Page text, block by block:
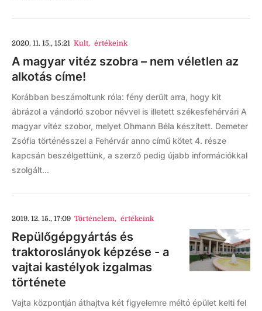
2020. 11. 15., 15:21 Kult, értékeink
A magyar vitéz szobra – nem véletlen az
alkotás címe!
Korábban beszámoltunk róla: fény derült arra, hogy kit
ábrázol a vándorló szobor névvel is illetett székesfehérvári A
magyar vitéz szobor, melyet Ohmann Béla készített. Demeter
Zsófia történésszel a Fehérvár anno című kötet 4. része
kapcsán beszélgettünk, a szerző pedig újabb információkkal
szolgált...
2019. 12. 15., 17:09 Történelem, értékeink
Repülőgépgyártás és
traktoroslányok képzése - a
vajtai kastélyok izgalmas
története
Vajta központján áthajtva két figyelemre méltó épület kelti fel